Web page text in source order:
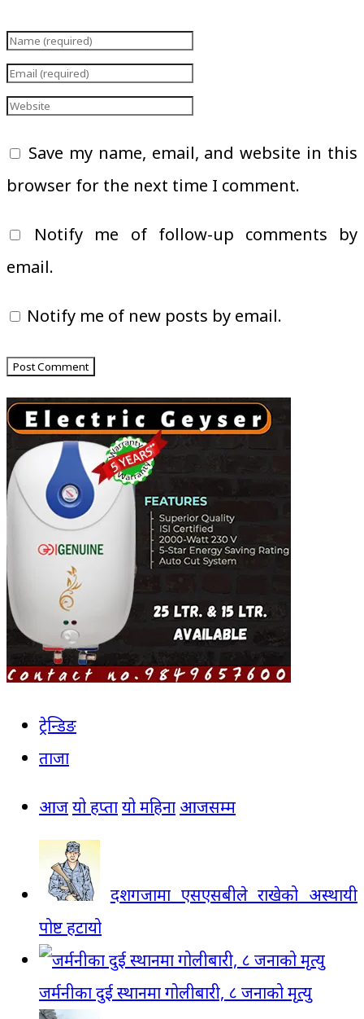
Save my name, email, and website in this
browser for the next time I comment.
Notify me of follow-up comments by
email.
Notify me of new posts by email.
ट्रेन्डिङ
ताजा
आजयो हप्तायो महिना आजसम्म
दशगजामा एसएसबीले राखेको अस्थायी
पोष्ट हटायो
जर्मनीका दुई स्थानमा गोलीबारी, ८ जनाको मृत्यु